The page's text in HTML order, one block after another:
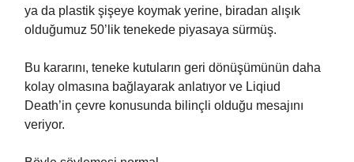
ya da plastik şişeye koymak yerine, biradan alışık
olduğumuz 50’lik tenekede piyasaya sürmüş.
Bu kararını, teneke kutuların geri dönüşümünün daha
kolay olmasına bağlayarak anlatıyor ve Liqiud
Death’in çevre konusunda bilinçli olduğu mesajını
veriyor.